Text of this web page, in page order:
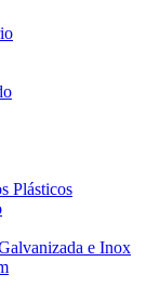
Plásticos
e Inox